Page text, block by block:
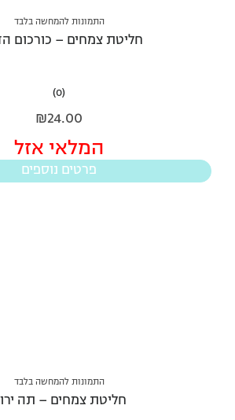
התמונות להמחשה בלבד
חליטת צמחים – כורכום
(0)
₪24.00
המלאי אזל
פרטים נוספים
התמונות להמחשה בלבד
חליטת צמחים – תה